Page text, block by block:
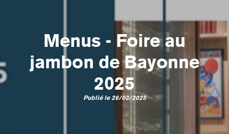
Menus - Foire au
jambon de Bayonne
2025